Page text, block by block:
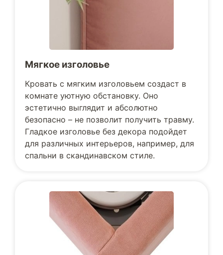
Мягкое изголовье
Кровать с мягким изголовьем создаст в
комнате уютную обстановку. Оно
эстетично выглядит и абсолютно
безопасно – не позволит получить травму.
Гладкое изголовье без декора подойдет
для различных интерьеров, например, для
спальни в скандинавском стиле.